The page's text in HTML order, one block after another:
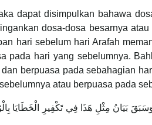
dapat disimpulkan bahawa
dosa-dosa besarnya
hari sebelum hari Arafah
pada hari yang sebelumnya.
berpuasa pada sebahagian
atau berpuasa pada